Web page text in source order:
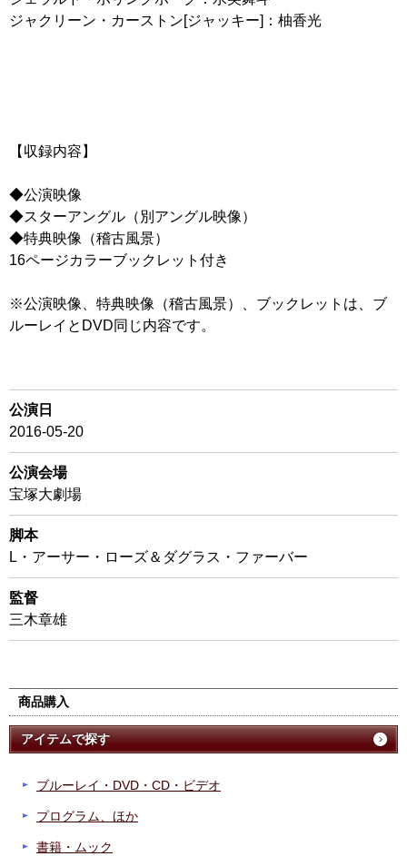
ジャクリーン・カーストン[ジャッキー]：柚香光
【収録内容】
◆公演映像
◆スターアングル（別アングル映像）
◆特典映像（稽古風景）
16ページカラーブックレット付き
※公演映像、特典映像（稽古風景）、ブックレットは、ブ
ルーレイとDVD同じ内容です。
公演日
2016-05-20
公演会場
宝塚大劇場
脚本
L・アーサー・ローズ＆ダグラス・ファーバー
監督
三木章雄
商品購入
アイテムで探す
ブルーレイ・DVD・CD・ビデオ
プログラム、ほか
書籍・ムック